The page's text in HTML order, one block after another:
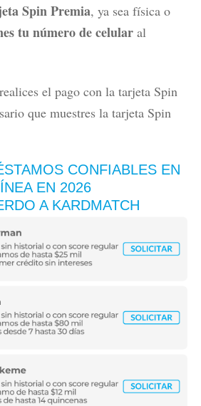
Spin Premia, ya sea física o
tu número de celular al
el pago con la tarjeta Spin
que muestres la tarjeta Spin
CONFIABLES EN
EN 2026
A KARDMATCH